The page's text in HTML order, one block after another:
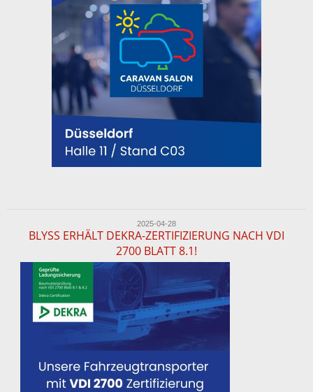
2025-04-28
BLYSS ERHÄLT DEKRA-ZERTIFIZIERUNG NACH VDI
2700 BLATT 8.1!